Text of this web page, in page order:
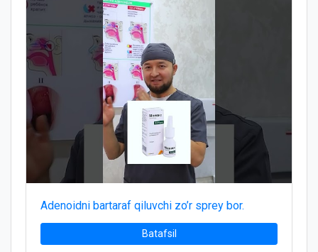
Adenoidni bartaraf qiluvchi zo’r sprey bor.
Batafsil